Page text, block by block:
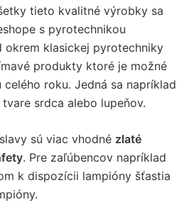
tieto kvalitné výrobky sa
s pyrotechnikou
okrem klasickej pyrotechniky
produkty ktoré je možné
roku. Jedná sa napríklad
srdca alebo lupeňov.
sú viac vhodné zlaté
. Pre zaľúbencov napríklad
k dispozícii lampióny šťastia